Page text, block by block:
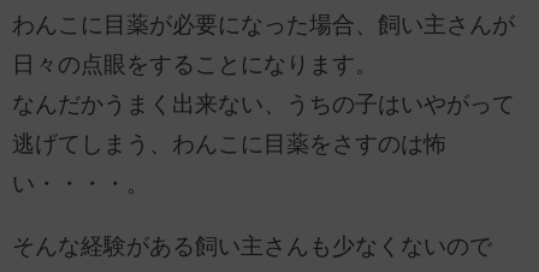
わんこに目薬が必要になった場合、飼い主さんが
日々の点眼をすることになります。
なんだかうまく出来ない、うちの子はいやがって
逃げてしまう、わんこに目薬をさすのは怖
い・・・・。
そんな経験がある飼い主さんも少なくないので